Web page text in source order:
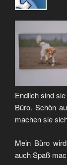
Endlich sind
Büro. Schön
machen sie
Mein Büro
auch Spaß